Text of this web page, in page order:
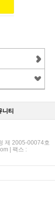
니티
제 2005-00074호
| 팩스 :